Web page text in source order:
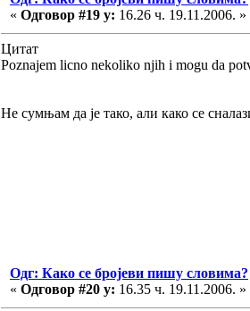
« Одговор #19 у: 16.26 ч. 19.11.2006. »
Цитат
Poznajem licno nekoliko njih i mogu da
Не сумњам да је тако, али како се
Одг: Како се бројеви пишу словима?
« Одговор #20 у: 16.35 ч. 19.11.2006. »